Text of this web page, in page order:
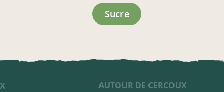
sucre
AUTOUR DE CERCOUX